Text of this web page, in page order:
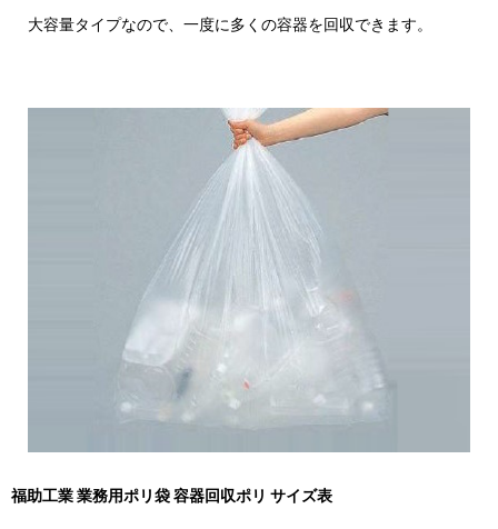
大容量タイプなので、一度に多くの容器を回収できます。
福助工業 業務用ポリ袋 容器回収ポリ サイズ表